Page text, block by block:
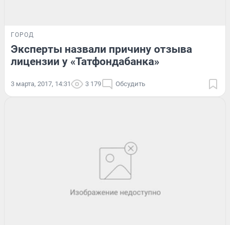
ГОРОД
Эксперты назвали причину отзыва
лицензии у «Татфондабанка»
3 марта, 2017, 14:31 3 179 Обсудить